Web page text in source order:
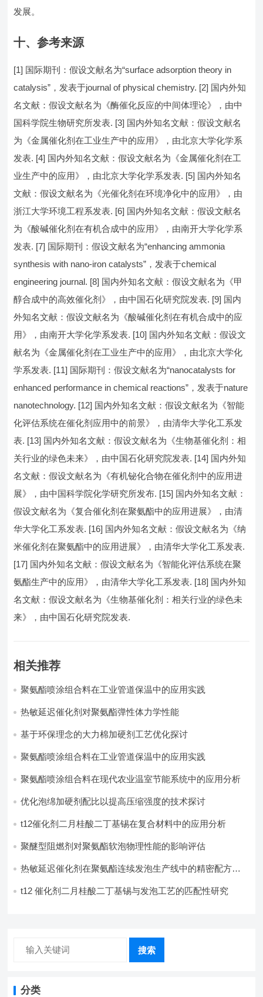
发展。
十、参考来源
[1] 国际期刊：假设文献名为“surface adsorption theory in
catalysis”，发表于journal of physical chemistry. [2] 国内外知
名文献：假设文献名为《酶催化反应的中间体理论》，由中
国科学院生物研究所发表. [3] 国内外知名文献：假设文献名
为《金属催化剂在工业生产中的应用》，由北京大学化学系
发表. [4] 国内外知名文献：假设文献名为《金属催化剂在工
业生产中的应用》，由北京大学化学系发表. [5] 国内外知名
文献：假设文献名为《光催化剂在环境净化中的应用》，由
浙江大学环境工程系发表. [6] 国内外知名文献：假设文献名
为《酸碱催化剂在有机合成中的应用》，由南开大学化学系
发表. [7] 国际期刊：假设文献名为“enhancing ammonia
synthesis with nano-iron catalysts”，发表于chemical
engineering journal. [8] 国内外知名文献：假设文献名为《甲
醇合成中的高效催化剂》，由中国石化研究院发表. [9] 国内
外知名文献：假设文献名为《酸碱催化剂在有机合成中的应
用》，由南开大学化学系发表. [10] 国内外知名文献：假设文
献名为《金属催化剂在工业生产中的应用》，由北京大学化
学系发表. [11] 国际期刊：假设文献名为“nanocatalysts for
enhanced performance in chemical reactions”，发表于nature
nanotechnology. [12] 国内外知名文献：假设文献名为《智能
化评估系统在催化剂应用中的前景》，由清华大学化工系发
表. [13] 国内外知名文献：假设文献名为《生物基催化剂：相
关行业的绿色未来》，由中国石化研究院发表. [14] 国内外知
名文献：假设文献名为《有机铋化合物在催化剂中的应用进
展》，由中国科学院化学研究所发布. [15] 国内外知名文献：
假设文献名为《复合催化剂在聚氨酯中的应用进展》，由清
华大学化工系发表. [16] 国内外知名文献：假设文献名为《纳
米催化剂在聚氨酯中的应用进展》，由清华大学化工系发表.
[17] 国内外知名文献：假设文献名为《智能化评估系统在聚
氨酯生产中的应用》，由清华大学化工系发表. [18] 国内外知
名文献：假设文献名为《生物基催化剂：相关行业的绿色未
来》，由中国石化研究院发表.
相关推荐
聚氨酯喷涂组合料在工业管道保温中的应用实践
热敏延迟催化剂对聚氨酯弹性体力学性能
基于环保理念的大力棉加硬剂工艺优化探讨
聚氨酯喷涂组合料在工业管道保温中的应用实践
聚氨酯喷涂组合料在现代农业温室节能系统中的应用分析​
优化泡绵加硬剂配比以提高压缩强度的技术探讨
t12催化剂二月桂酸二丁基锡在复合材料中的应用分析
聚醚型阻燃剂对聚氨酯软泡物理性能的影响评估​
热敏延迟催化剂在聚氨酯连续发泡生产线中的精密配方设
t12 催化剂二月桂酸二丁基锡与发泡工艺的匹配性研究
搜索
分类